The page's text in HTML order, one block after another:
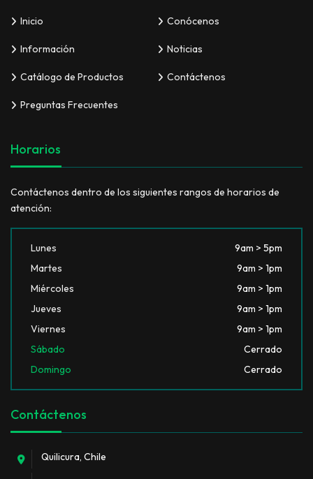
Inicio Conócenos
Información Noticias
Catálogo de Productos Contáctenos
Preguntas Frecuentes
Horarios
Contáctenos dentro de los siguientes rangos de horarios de
atención:
Lunes
9am > 5pm
Martes
9am > 1pm
Miércoles
9am > 1pm
Jueves
9am > 1pm
Viernes
9am > 1pm
Sábado
Cerrado
Domingo
Cerrado
Contáctenos
Quilicura, Chile